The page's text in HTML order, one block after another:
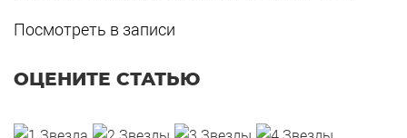
Посмотреть в записи
ОЦЕНИТЕ СТАТЬЮ